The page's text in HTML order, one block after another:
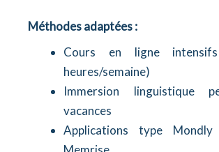
Méthodes adaptées :
Cours en ligne
heures/semaine)
Immersion linguistique
vacances
Applications type